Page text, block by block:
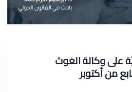
على وكالة الغوث
من أكتوبر